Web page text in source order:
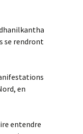
se rendront
en
entendre